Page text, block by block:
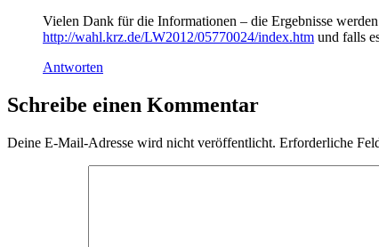
Vielen Dank für die Informationen – die Ergebnisse
http://wahl.krz.de/LW2012/05770024/index.htm und falls
Antworten
Schreibe einen Kommentar
Deine E-Mail-Adresse wird nicht veröffentlicht. Erforderliche